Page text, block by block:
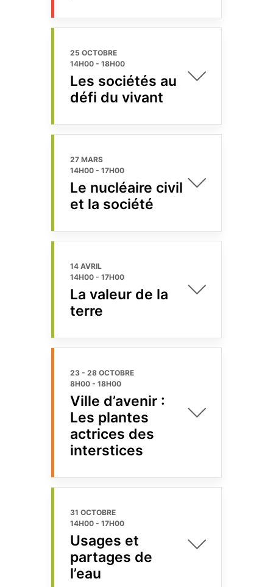
25 OCTOBRE
14H00 - 18H00
Les sociétés au
défi du vivant
27 MARS
14H00 - 17H00
Le nucléaire civil
et la société
14 AVRIL
14H00 - 17H00
La valeur de la
terre
23 - 28 OCTOBRE
8H00 - 18H00
Ville d’avenir :
Les plantes
actrices des
interstices
31 OCTOBRE
14H00 - 17H00
Usages et
partages de
l’eau